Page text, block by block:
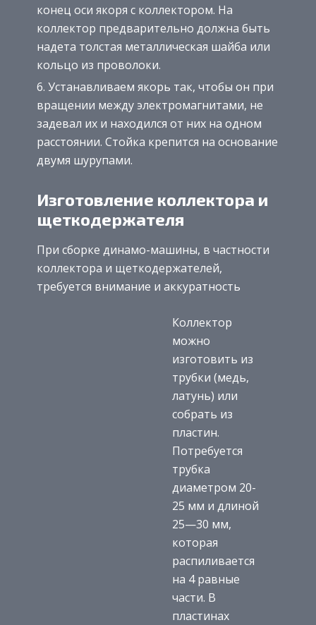
конец оси якоря с коллектором. На
коллектор предварительно должна быть
надета толстая металли­ческая шайба или
кольцо из проволоки.
Устанавливаем якорь так, чтобы он при
вращении между электромагнитами, не
задевал их и находился от них на одном
расстоянии. Стойка крепится на основание
двумя шурупами.
Изготовление коллектора и
щеткодержателя
При сборке динамо-машины, в частности
коллектора и щеткодержателей,
требуется внимание и аккуратность
Коллектор
можно
изготовить из
трубки (медь,
латунь) или
собрать из
пластин.
Потребуется
трубка
диаметром 20-
25 мм и длиной
25—30 мм,
которая
распиливается
на 4 равные
части. В
пластинах